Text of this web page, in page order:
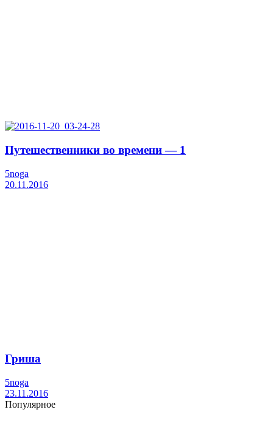
Путешественники во времени — 1
5noga
20.11.2016
Гриша
5noga
23.11.2016
Популярное